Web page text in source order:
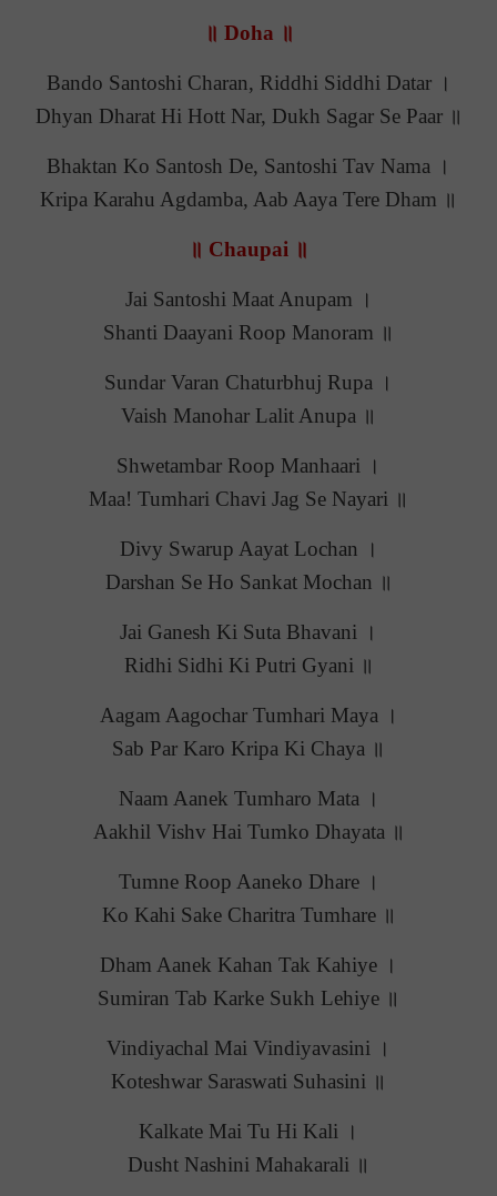
॥ Doha ॥
Bando Santoshi Charan, Riddhi Siddhi Datar ।
Dhyan Dharat Hi Hott Nar, Dukh Sagar Se Paar ॥
Bhaktan Ko Santosh De, Santoshi Tav Nama ।
Kripa Karahu Agdamba, Aab Aaya Tere Dham ॥
॥ Chaupai ॥
Jai Santoshi Maat Anupam ।
Shanti Daayani Roop Manoram ॥
Sundar Varan Chaturbhuj Rupa ।
Vaish Manohar Lalit Anupa ॥
Shwetambar Roop Manhaari ।
Maa! Tumhari Chavi Jag Se Nayari ॥
Divy Swarup Aayat Lochan ।
Darshan Se Ho Sankat Mochan ॥
Jai Ganesh Ki Suta Bhavani ।
Ridhi Sidhi Ki Putri Gyani ॥
Aagam Aagochar Tumhari Maya ।
Sab Par Karo Kripa Ki Chaya ॥
Naam Aanek Tumharo Mata ।
Aakhil Vishv Hai Tumko Dhayata ॥
Tumne Roop Aaneko Dhare ।
Ko Kahi Sake Charitra Tumhare ॥
Dham Aanek Kahan Tak Kahiye ।
Sumiran Tab Karke Sukh Lehiye ॥
Vindiyachal Mai Vindiyavasini ।
Koteshwar Saraswati Suhasini ॥
Kalkate Mai Tu Hi Kali ।
Dusht Nashini Mahakarali ॥